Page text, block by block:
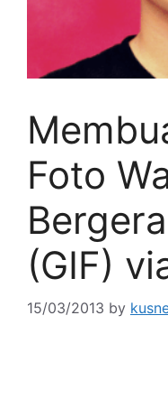
Foto
(GIF)
15/03/2013 by